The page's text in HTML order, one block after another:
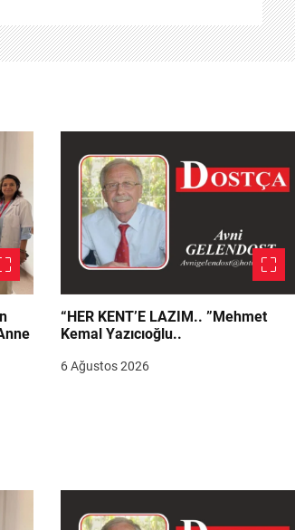
“HER KENT’E LAZIM.. ”Mehmet
Kemal Yazıcıoğlu..
6 Ağustos 2026